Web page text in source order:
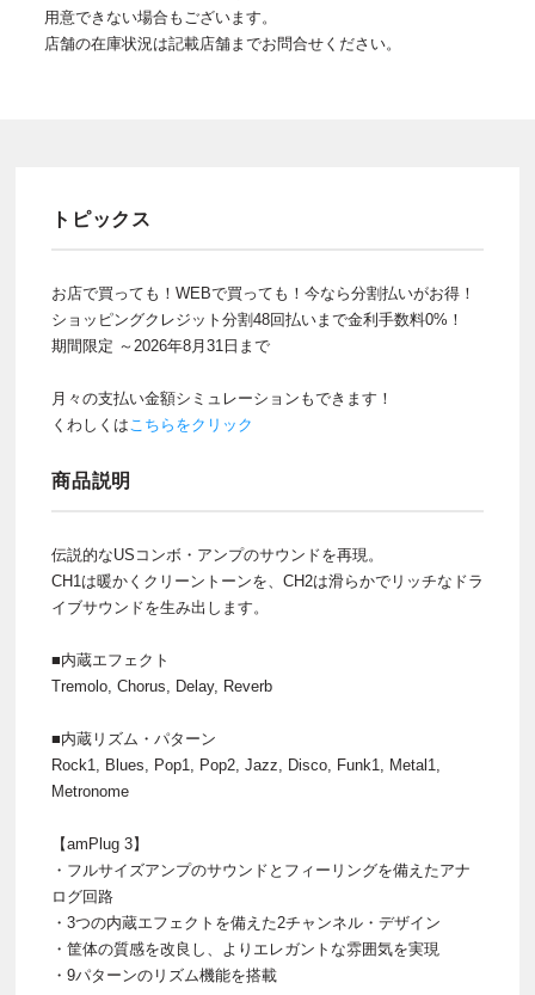
用意できない場合もございます。
店舗の在庫状況は記載店舗までお問合せください。
トピックス
お店で買っても！WEBで買っても！今なら分割払いがお得！
ショッピングクレジット分割48回払いまで金利手数料0%！
期間限定 ～2026年8月31日まで
月々の支払い金額シミュレーションもできます！
くわしくはこちらをクリック
商品説明
伝説的なUSコンボ・アンプのサウンドを再現。
CH1は暖かくクリーントーンを、CH2は滑らかでリッチなドラ
イブサウンドを生み出します。
■内蔵エフェクト
Tremolo, Chorus, Delay, Reverb
■内蔵リズム・パターン
Rock1, Blues, Pop1, Pop2, Jazz, Disco, Funk1, Metal1,
Metronome
【amPlug 3】
・フルサイズアンプのサウンドとフィーリングを備えたアナ
ログ回路
・3つの内蔵エフェクトを備えた2チャンネル・デザイン
・筐体の質感を改良し、よりエレガントな雰囲気を実現
・9パターンのリズム機能を搭載